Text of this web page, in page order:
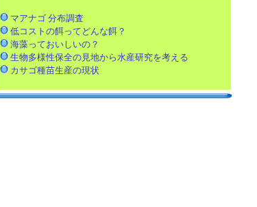
マアナゴ 分布調査
低コストの餌ってどんな餌？
海藻っておいしいの？
生物多様性保全の見地から水産研究を考える
カサゴ種苗生産の現状